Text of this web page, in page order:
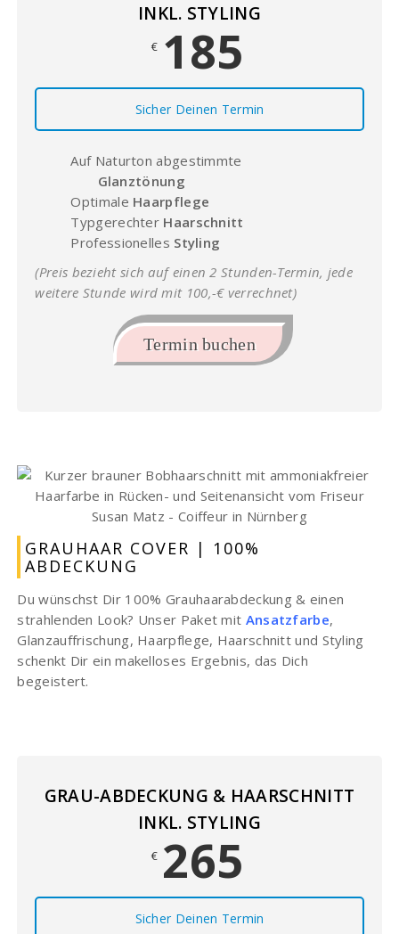
INKL. STYLING
€ 185
Sicher Deinen Termin
Auf Naturton abgestimmte
Glanztönung
Optimale Haarpflege
Typgerechter Haarschnitt
Professionelles Styling
(Preis bezieht sich auf einen 2 Stunden-Termin, jede
weitere Stunde wird mit 100,-€ verrechnet)
Termin buchen
GRAUHAAR COVER | 100%
ABDECKUNG
Du wünschst Dir 100% Grauhaarabdeckung & einen
strahlenden Look? Unser Paket mit Ansatzfarbe,
Glanzauffrischung, Haarpflege, Haarschnitt und Styling
schenkt Dir ein makelloses Ergebnis, das Dich
begeistert.
GRAU-ABDECKUNG & HAARSCHNITT
INKL. STYLING
€ 265
Sicher Deinen Termin